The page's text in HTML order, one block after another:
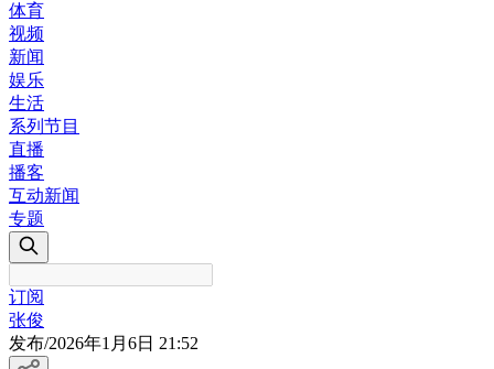
体育
视频
新闻
娱乐
生活
系列节目
直播
播客
互动新闻
专题
订阅
张俊
发布/2026年1月6日 21:52